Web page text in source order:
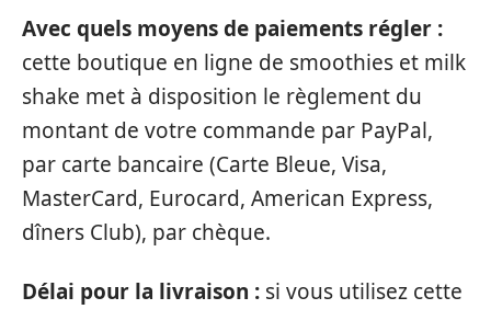
Avec quels moyens de paiements régler :
cette boutique en ligne de smoothies et milk
shake met à disposition le règlement du
montant de votre commande par PayPal,
par carte bancaire (Carte Bleue, Visa,
MasterCard, Eurocard, American Express,
dîners Club), par chèque.
Délai pour la livraison : si vous utilisez cette